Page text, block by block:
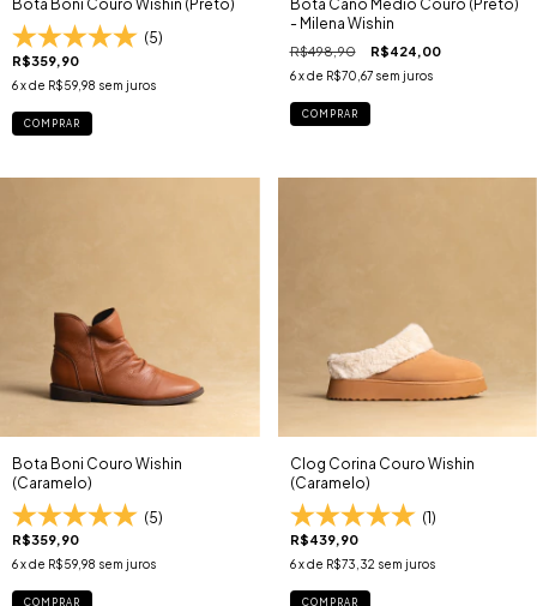
Bota Boni Couro Wishin (Preto)
(5)
R$359,90
6x de R$59,98 sem juros
COMPRAR
Bota Cano Médio Couro (Preto)
- Milena Wishin
R$498,90 R$424,00
6 x de R$70,67 sem juros
COMPRAR
Bota Boni Couro Wishin
(Caramelo)
(5)
R$359,90
6x de R$59,98 sem juros
COMPRAR
Clog Corina Couro Wishin
(Caramelo)
(1)
R$439,90
6 x de R$73,32 sem juros
COMPRAR